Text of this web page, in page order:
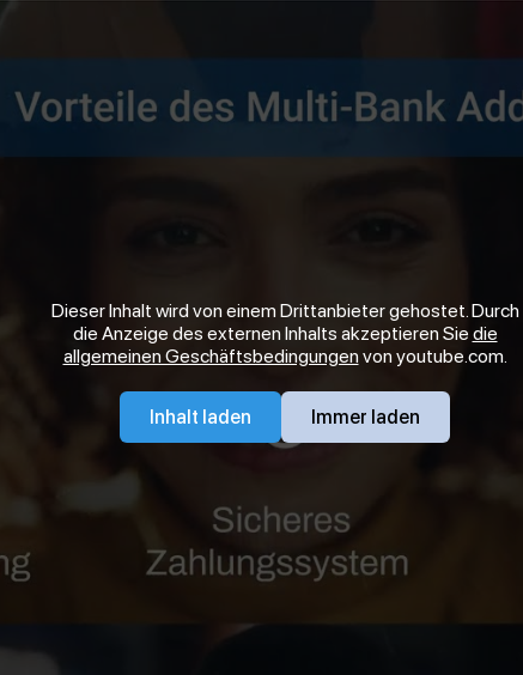
Dieser Inhalt wird von einem Drittanbieter gehostet. Durch
die Anzeige des externen Inhalts akzeptieren Sie die
allgemeinen Geschäftsbedingungen von youtube.com.
Inhalt laden Immer laden